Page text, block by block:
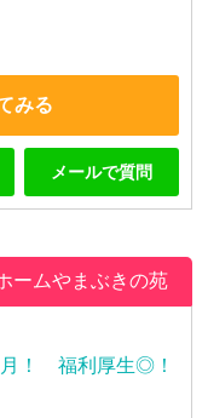
みる
メールで質問
ームやまぶきの苑
！ 福利厚生◎！